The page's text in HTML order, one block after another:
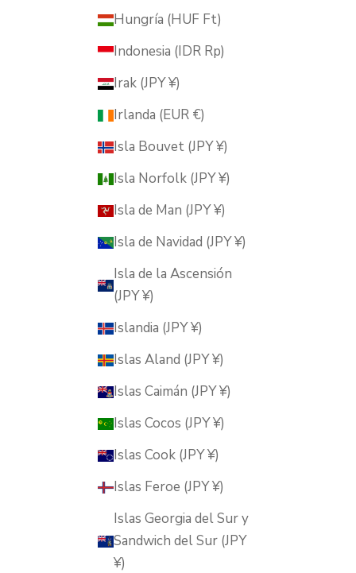
Hungría (HUF Ft)
Indonesia (IDR Rp)
Irak (JPY ¥)
Irlanda (EUR €)
Isla Bouvet (JPY ¥)
Isla Norfolk (JPY ¥)
Isla de Man (JPY ¥)
Isla de Navidad (JPY ¥)
Isla de la Ascensión
(JPY ¥)
Islandia (JPY ¥)
Islas Aland (JPY ¥)
Islas Caimán (JPY ¥)
Islas Cocos (JPY ¥)
Islas Cook (JPY ¥)
Islas Feroe (JPY ¥)
Islas Georgia del Sur y
Sandwich del Sur (JPY
¥)